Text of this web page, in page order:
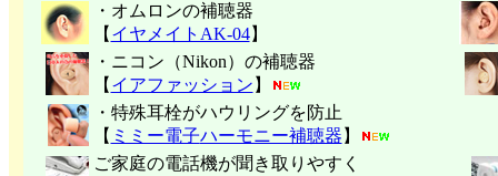
・オムロンの補聴器
【 イヤメイトAK-04】
・ニコン（Nikon）の補聴器
【 イアファッション 】
・特殊耳栓がハウリングを防止
【 ミミー電子ハーモニー補聴器 】
ご家庭の電話機が聞き取りやすく